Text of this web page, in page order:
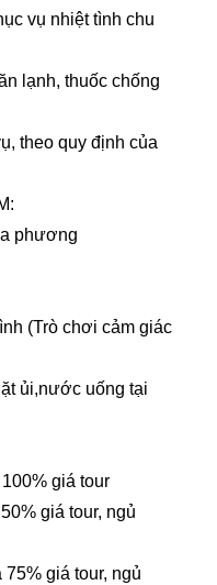
vụ nhiệt tình chu
lạnh, thuốc chống
theo quy định của
phương
(Trò chơi cảm giác
ủi,nước uống tại
giá tour
giá tour, ngủ
giá tour, ngủ